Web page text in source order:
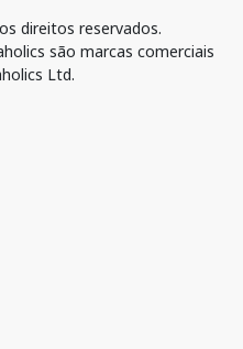
direitos reservados.
são marcas comerciais
Ltd.